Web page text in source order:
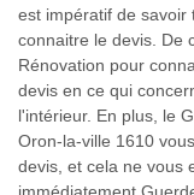
est impératif de savoir
connaitre le devis. De
Rénovation pour
devis en ce qui
l'intérieur. En plus, le
Oron-la-ville 1610
devis, et cela ne vous